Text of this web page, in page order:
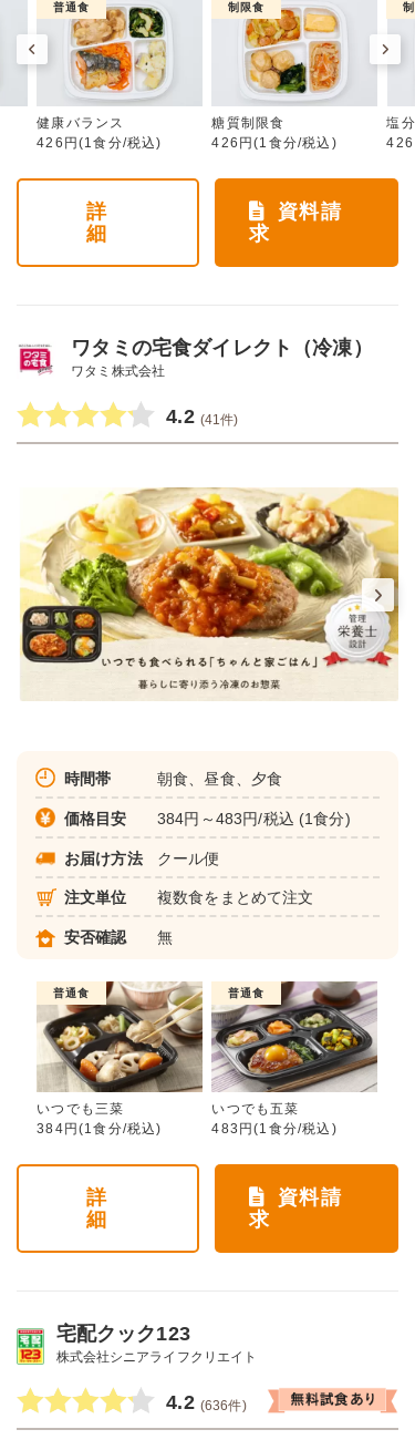
普通食
健康バランス
426円(1食分/税込)
制限食
糖質制限食
426円(1食分/税込)
塩
詳
細
資料請
求
ワタミの宅食ダイレクト（冷凍）
ワタミ株式会社
4.2 (41件)
時間帯 朝食、昼食、夕食
価格目安 384円～483円/税込 (1食分)
お届け方法 クール便
注文単位 複数食をまとめて注文
安否確認 無
普通食
いつでも三菜
384円(1食分/税込)
普通食
いつでも五菜
483円(1食分/税込)
詳
細
資料請
求
宅配クック123
株式会社シニアライフクリエイト
4.2 (636件)